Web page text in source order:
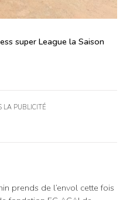
super League la Saison
LA PUBLICITÉ
prends de l’envol cette fois